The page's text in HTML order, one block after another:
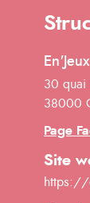
30 quai
38000
Page
Site
https://